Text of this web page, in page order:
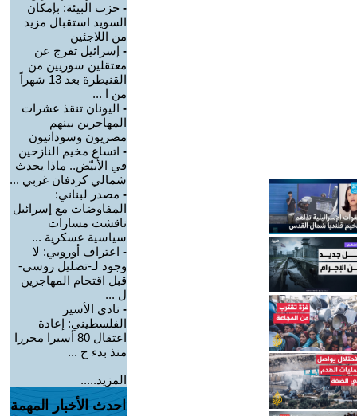
- حزب البيئة: بإمكان
السويد استقبال مزيد
من اللاجئين
- إسرائيل تفرج عن
معتقلين سوريين من
القنيطرة بعد 13 شهراً
من ا ...
- اليونان تنقذ عشرات
المهاجرين بينهم
مصريون وسودانيون
- اتساع مخيم النازحين
في الأبيّض.. ماذا يحدث
شمالي كردفان غربي ...
- مصدر لبناني:
المفاوضات مع إسرائيل
ناقشت مسارات
سياسية عسكرية ...
- اعتراف أوروبي: لا
وجود لـ-تضليل روسي-
قبل اقتحام المهاجرين
ل ...
- نادي الأسير
الفلسطيني: إعادة
اعتقال 80 أسيرا محررا
منذ بدء ح ...
المزيد.....
احدث الأخبار المهمة